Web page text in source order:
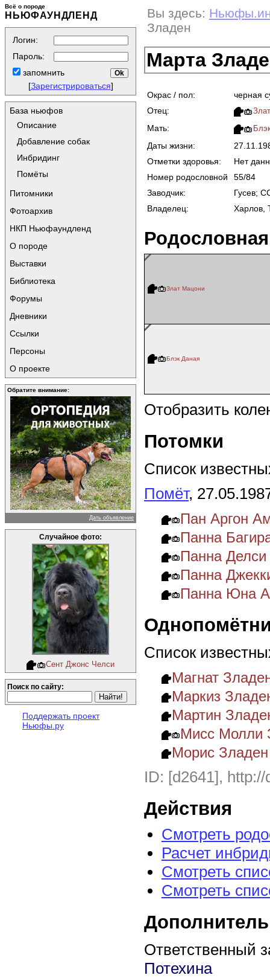
Всё о породе
НЬЮФАУНДЛЕНД
Логин:
Пароль:
запомнить
[Зарегистрироваться]
База ньюфов
Описание
Добавление собак
Инбридинг
Помёты
Питомники
Фотоархив
НКП Ньюфаундленд
О породе
Выставки
Библиотека
Форумы
Дневники
Ссылки
Персоны
О проекте
Обратите внимание:
Дать объявление
Случайное фото:
Сент Джонс Челси
Поиск по сайту:
Поддержать проект
Ньюфы.ру
Вы здесь:
Зладен
Марта
Окрас / пол:
черная
Отец:
Мать:
Даты жизни:
Отметки здоровья:
Нет
Номер родословной
55/84
Заводчик:
Гусев;
Владелец:
Харлов,
Родословная
Злат Мацони
Блэк Даная
Отобразить
Потомки
Список
Помёт,
Пан Аргон
Панна
Панна
Панна
Панна Юна
Список
Магнат
Маркиз
Мартин
Мисс Молли
Морис Зладен
ID: [d2641],
Действия
Смотреть
Расчет
Смотреть
Смотреть
Ответственный
Потехина